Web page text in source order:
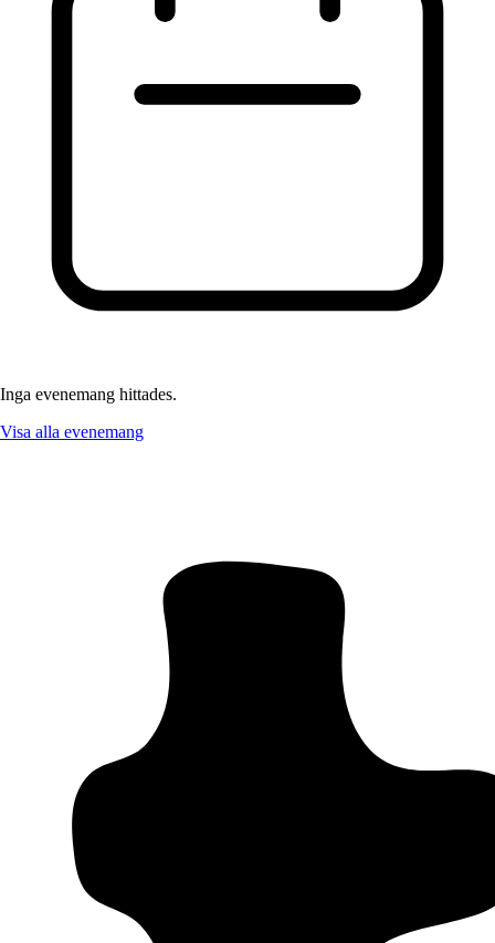
Inga evenemang hittades.
Visa alla evenemang